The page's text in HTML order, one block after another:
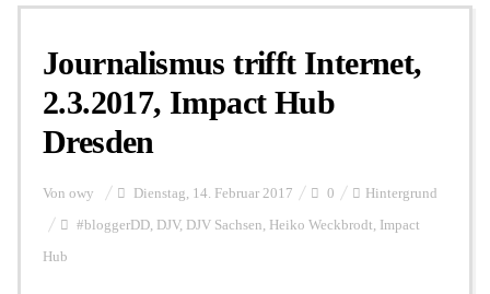
Personalien
FUNKTURM-Beiträge
Journalismus trifft Internet,
2.3.2017, Impact Hub
Dresden
Von owy Dienstag, 14. Februar 2017 0 Hintergrund
#bloggerDD, DJV, DJV Sachsen, Heiko Weckbrodt, Impact
Hub